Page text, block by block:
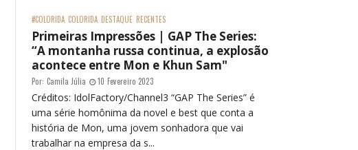
#COLORIDA COLORIDA DESTAQUE RECENTES
Primeiras Impressões | GAP The Series:
“A montanha russa continua, a explosão
acontece entre Mon e Khun Sam"
Por: Camila Júlia 10 Fevereiro 2023
Créditos: IdolFactory/Channel3 “GAP The Series” é
uma série homônima da novel e best que conta a
história de Mon, uma jovem sonhadora que vai
trabalhar na empresa da s...